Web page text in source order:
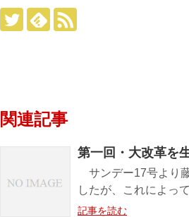
関連記事
第一回・大改革を
サンデー17号より
したが、これによっ
記事を読む